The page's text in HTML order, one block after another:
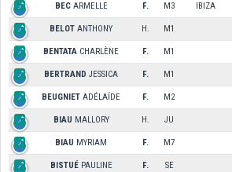
BECARMELLE F. M3 IBIZA
BELOT ANTHONY H. M1
BENTATA CHARLÈNE F. M1
BERTRAND JESSICA F. M1
BEUGNIET ADÉLAÏDE F. M2
BIAU MALLORY H. JU
BIAU MYRIAM F. M7
BISTUÉPAULINE F. SE